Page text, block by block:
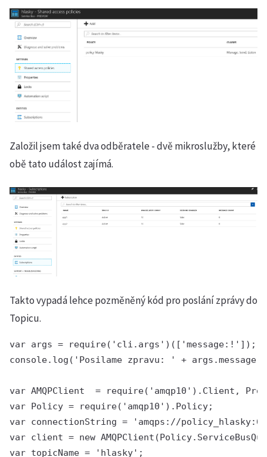
Založil jsem také dva odběratele - dvě mikroslužby, které
obě tato událost zajímá.
Takto vypadá lehce pozměněný kód pro poslání zprávy do
Topicu.
var args = require('cli.args')(['message:!']);
console.log('Posilame zpravu: ' + args.message);
var AMQPClient  = require('amqp10').Client,
var Policy = require('amqp10').Policy;
var connectionString = 'amqps://
var client = new
var topicName = 'hlasky';